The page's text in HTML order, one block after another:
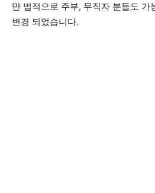
만 법적으로 주부, 무직자 분들도
변경 되었습니다.